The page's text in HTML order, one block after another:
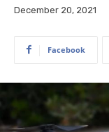
December 20, 2021
Facebook